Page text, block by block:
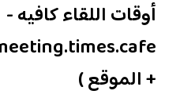
أوقات اللقاء كافيه -
+ الموقع )